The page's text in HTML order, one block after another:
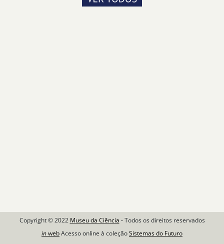
Copyright © 2022 Museu da Ciência - Todos os direitos reservados
inwebAcesso online à coleçãoSistemas do Futuro